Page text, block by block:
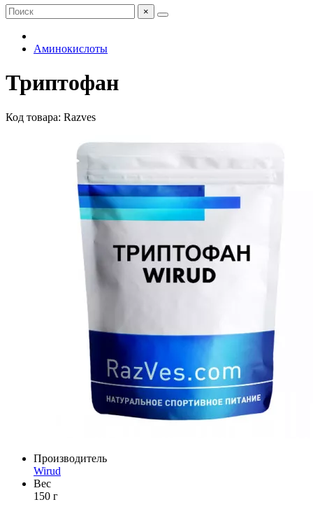
×
Аминокислоты
Триптофан
Код товара: Razves
Производитель
Wirud
Вес
150 г